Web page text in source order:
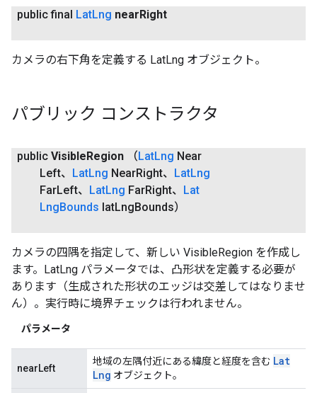
public final LatLng nearRight
カメラの右下角を定義する LatLng オブジェクト。
パブリック コンストラクタ
public VisibleRegion （LatLng Near
Left、 LatLng NearRight、 LatLng
FarLeft、 LatLng FarRight、 Lat
LngBounds latLngBounds）
カメラの四隅を指定して、新しい VisibleRegion を作成し
ます。LatLng パラメータでは、凸形状を定義する必要が
あります（生成された形状のエッジは交差してはなりませ
ん）。実行時に境界チェックは行われません。
パラメータ
nearLeft
地域の左隅付近にある緯度と経度を含む Lat
Lng オブジェクト。